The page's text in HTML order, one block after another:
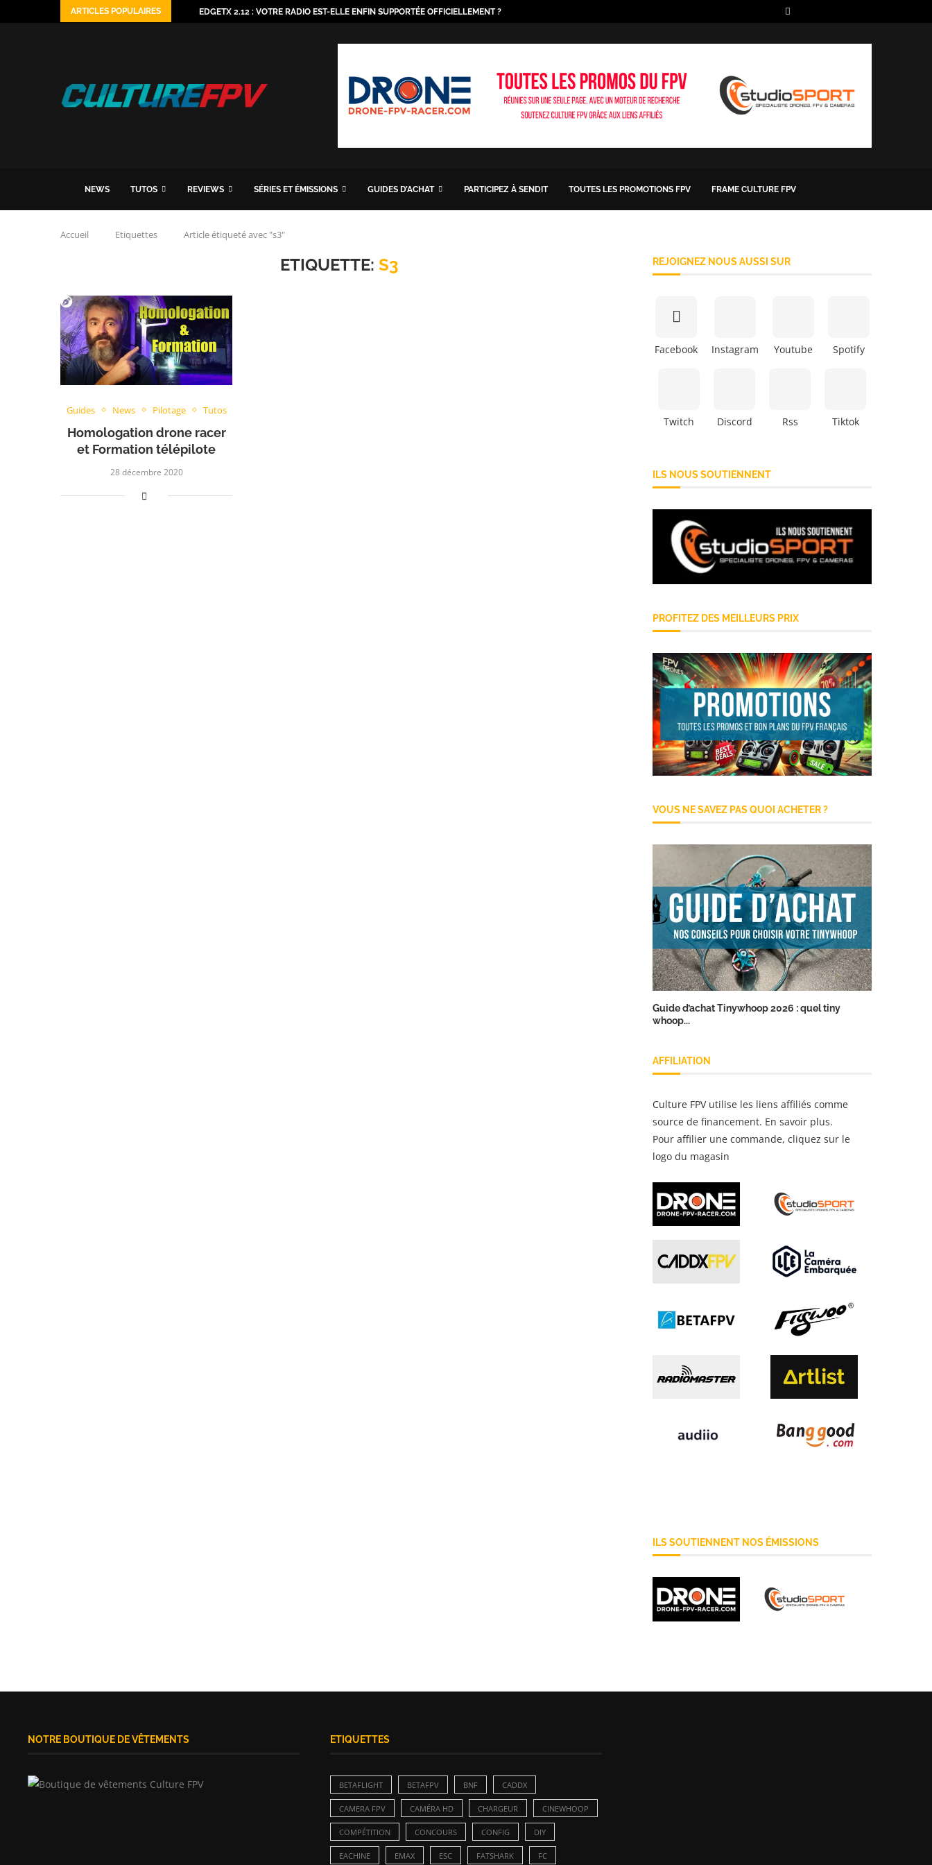
ARTICLES POPULAIRES EDGETX 2.12 : VOTRE RADIO EST-ELLE ENFIN SUPPORTÉE OFFICIELLEMENT ?
NEWS TUTOS REVIEWS SÉRIES ET ÉMISSIONS GUIDES D’ACHAT PARTICIPEZ À SENDIT TOUTES LES PROMOTIONS FPV FRAME CULTURE FPV
Accueil Etiquettes Article étiqueté avec "s3"
ETIQUETTE:S3
Guides News Pilotage Tutos
Homologation drone racer
et Formation télépilote
28 décembre 2020
REJOIGNEZ NOUS AUSSI SUR
Facebook Instagram Youtube Spotify
Twitch Discord Rss Tiktok
ILS NOUS SOUTIENNENT
PROFITEZ DES MEILLEURS PRIX
VOUS NE SAVEZ PAS QUOI ACHETER ?
Guide d’achat Tinywhoop 2026 : quel tiny
whoop...
AFFILIATION
Culture FPV utilise les liens affiliés comme
source de financement. En savoir plus.
Pour affilier une commande, cliquez sur le
logo du magasin
ILS SOUTIENNENT NOS ÉMISSIONS
NOTRE BOUTIQUE DE VÊTEMENTS ETIQUETTES
BETAFLIGHT BETAFPV BNF CADDX
CAMERA FPV CAMÉRA HD CHARGEUR CINEWHOOP
COMPÉTITION CONCOURS CONFIG DIY
EACHINE EMAX ESC FATSHARK FC